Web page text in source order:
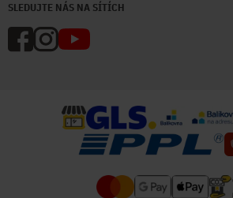
SLEDUJTE NÁS NA SÍTÍCH